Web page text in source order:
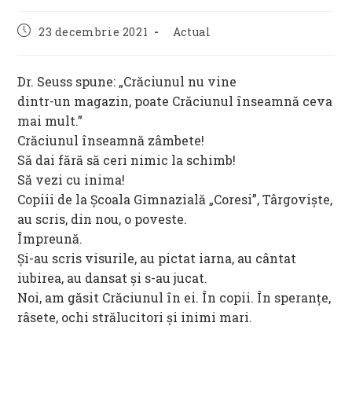
Post23 decembrie 2021
Post
Actual
Dr. Seuss spune: „Crăciunul nu vine
dintr-un magazin, poate Crăciunul înseamnă ceva
mai mult.”
Crăciunul înseamnă zâmbete!
Să dai fără să ceri nimic la schimb!
Să vezi cu inima!
Copiii de la Școala Gimnazială „Coresi”, Târgoviște,
au scris, din nou, o poveste.
Împreună.
Și-au scris visurile, au pictat iarna, au cântat
iubirea, au dansat și s-au jucat.
Noi, am găsit Crăciunul în ei. În copii. În speranțe,
râsete, ochi strălucitori și inimi mari.